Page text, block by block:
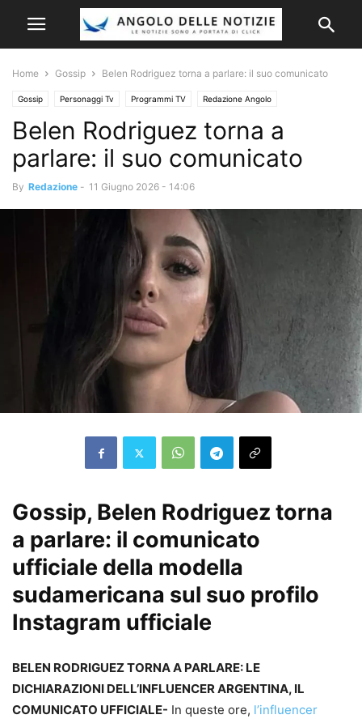
Home Gossip Belen Rodriguez torna a parlare: il suo comunicato
Gossip Personaggi Tv Programmi TV Redazione Angolo
Belen Rodriguez torna a
parlare: il suo comunicato
By Redazione - 11 Giugno 2026 - 14:06
Gossip, Belen Rodriguez torna
a parlare: il comunicato
ufficiale della modella
sudamericana sul suo profilo
Instagram ufficiale
BELEN RODRIGUEZ TORNA A PARLARE: LE
DICHIARAZIONI DELL’INFLUENCER ARGENTINA, IL
COMUNICATO UFFICIALE- In queste ore, l’influencer